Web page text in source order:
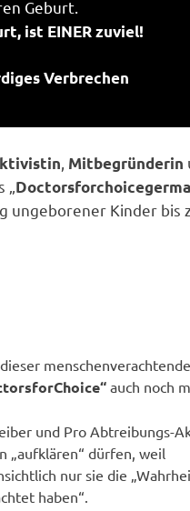
Geburt.
ist EINER zuviel!
Verbrechen
Mitbegründerin
ungeborener Kinder bis
auch noch
und Pro Abtreibungs-
„aufklären“ dürfen, weil
nur sie die
haben“.